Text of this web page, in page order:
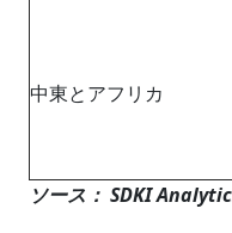
中東とアフリカ
ソース： SDKI